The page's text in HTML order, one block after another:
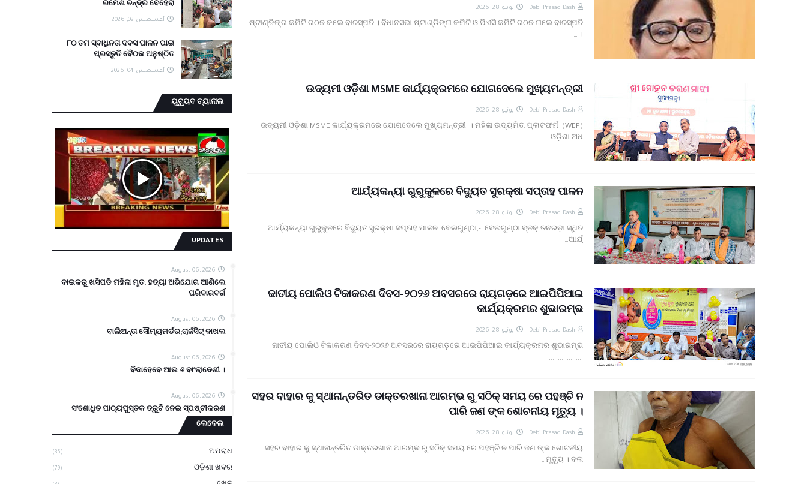
Debi Prasad Dash يونيو 28, 2026
ଷ୍ଟାଣ୍ଡିଙ୍ଗ କମିଟି ଗଠନ କଲେ ବାଚସ୍ପତି । ବିଧାନସଭା ଷ୍ଟାଣ୍ଡିଙ୍ଗ କମିଟି ଓ ପିଏସି କମିଟି ଗଠନ ଗଲେ ବାଚସ୍ପତି
। …
ଉଦ୍ୟମୀ ଓଡ଼ିଶା MSME କାର୍ଯ୍ୟକ୍ରମରେ ଯୋଗଦେଲେ ମୁଖ୍ୟମନ୍ତ୍ରୀ
Debi Prasad Dash يونيو 28, 2026
ଉଦ୍ୟମୀ ଓଡ଼ିଶା MSME କାର୍ଯ୍ୟକ୍ରମରେ ଯୋଗଦେଲେ ମୁଖ୍ୟମନ୍ତ୍ରୀ । ମହିଳା ଉଦ୍ୟମିତା ପ୍ଲାଟଫର୍ମ (WEP)
ଓଡ଼ିଶା ଅଧ…
ଆର୍ଯ୍ୟକନ୍ୟା ଗୁରୁକୁଳରେ ବିଦ୍ୟୁତ ସୁରକ୍ଷା ସପ୍ତାହ ପାଳନ
Debi Prasad Dash يونيو 28, 2026
ଆର୍ଯ୍ୟକନ୍ୟା ଗୁରୁକୁଳରେ ବିଦ୍ୟୁତ ସୁରକ୍ଷା ସପ୍ତାହ ପାଳନ ବେଲଗୁଣ୍ଠା,-, ବେଲଗୁଣ୍ଠା ବ୍ଳକ୍ ତନରଡ଼ା ସ୍ଥିତ
ଆର୍ଯ୍…
ଜାତୀୟ ପୋଲିଓ ଟିକାକରଣ ଦିବସ-୨୦୨୬ ଅବସରରେ ରାୟଗଡ଼ରେ ଆଇପିପିଆଇ
କାର୍ଯ୍ୟକ୍ରମର ଶୁଭାରମ୍ଭ
Debi Prasad Dash يونيو 28, 2026
ଜାତୀୟ ପୋଲିଓ ଟିକାକରଣ ଦିବସ-୨୦୨୬ ଅବସରରେ ରାୟଗଡ଼ରେ ଆଇପିପିଆଇ କାର୍ଯ୍ୟକ୍ରମର ଶୁଭାରମ୍ଭ
,,,,,,,,,,,,,,,,,,,,,…
ସହର ବାହାର କୁ ସ୍ଥାନାନ୍ତରିତ ଡାକ୍ତରଖାନା ଆରମ୍ଭ ରୁ ସଠିକ୍ ସମୟ ରେ ପହଞ୍ଚି ନ
ପାରି ଜଣ ଙ୍କ ଶୋଚନୀୟ ମୃତ୍ୟୁ ।
Debi Prasad Dash يونيو 28, 2026
ସହର ବାହାର କୁ ସ୍ଥାନାନ୍ତରିତ ଡାକ୍ତରଖାନା ଆରମ୍ଭ ରୁ ସଠିକ୍ ସମୟ ରେ ପହଞ୍ଚି ନ ପାରି ଜଣ ଙ୍କ ଶୋଚନୀୟ
ମୃତ୍ୟୁ । ବଲ…
ରମେଶ ଚନ୍ଦ୍ର ବେହେରା
أغسطس 02, 2026
୮୦ ତମ ସ୍ବାଧିନତା ଦିବସ ପାଳନ ପାଇଁ
ପ୍ରସ୍ତୁତି ବୈଠକ ଅନୁଷ୍ଠିତ
أغسطس 04, 2026
ୟୁଟ୍ୟୁବ ଚ୍ୟାନାଲ
UPDATES
August 06, 2026
ବାଇକରୁ ଖସିପଡି ମହିଳା ମୃତ, ହତ୍ୟା ଅଭିଯୋଗ ଆଣିଲେ
ପରିବାରବର୍ଗ
August 06, 2026
ବାଲିଅନ୍ତା ସୌମ୍ୟମର୍ଡର;ଚାର୍ଜସିଟ୍ ଦାଖଲ
August 06, 2026
ବିଦାହେବେ ଆଉ ୬ ବାଂଲାଦେଶୀ ।
August 06, 2026
ସଂଶୋଧିତ ପାଠ୍ୟପୁସ୍ତକ ତ୍ରୁଟି ନେଇ ସ୍ପଷ୍ଟୀକରଣ
ଲେବେଲ
ଅପରାଧ
(35)
ଓଡ଼ିଶା ଖବର
(79)